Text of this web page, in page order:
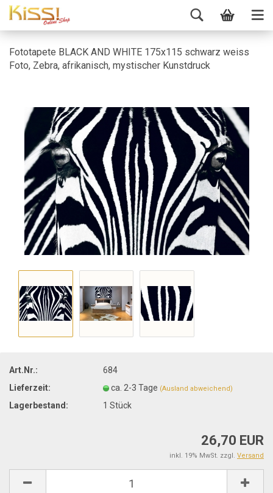
Fototapete BLACK AND WHITE 175x115 schwarz weiss
Foto, Zebra, afrikanisch, mystischer Kunstdruck
Art.Nr.:
684
Lieferzeit:
ca. 2-3 Tage (Ausland abweichend)
Lagerbestand: 1Stück
26,70 EUR
inkl. 19% MwSt. zzgl. Versand